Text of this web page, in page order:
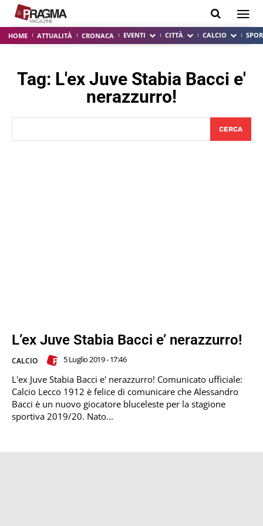
HOME ATTUALITÀ CRONACA EVENTI CITTÀ CALCIO
Tag: L'ex Juve Stabia Bacci e'
nerazzurro!
CERCA
L’ex Juve Stabia Bacci e’ nerazzurro!
CALCIO 5 Luglio 2019 - 17:46
L'ex Juve Stabia Bacci e' nerazzurro! Comunicato ufficiale:
Calcio Lecco 1912 è felice di comunicare che Alessandro
Bacci è un nuovo giocatore bluceleste per la stagione
sportiva 2019/20. Nato...